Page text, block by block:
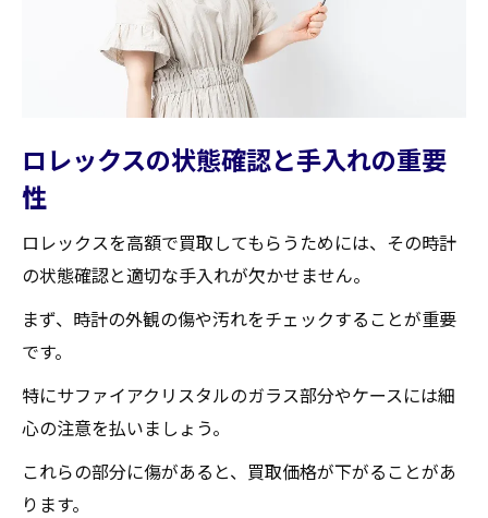
ロレックスの買取を国見町で成功させるための
重要なポイント
買取業者との交渉術
時計の状態を保つための秘訣
オンライン評価を活用する方法
国見町でロレックスを高額買取に導くための具
買取プロセスの流れを把握する
複数業者の査定を受けるメリット
価格交渉時の注意点
ロレックスの状態確認と手入れの重要
性
ロレックスを高額で買取してもらうためには、その時計
の状態確認と適切な手入れが欠かせません。
まず、時計の外観の傷や汚れをチェックすることが重要
です。
特にサファイアクリスタルのガラス部分やケースには細
心の注意を払いましょう。
これらの部分に傷があると、買取価格が下がることがあ
ります。